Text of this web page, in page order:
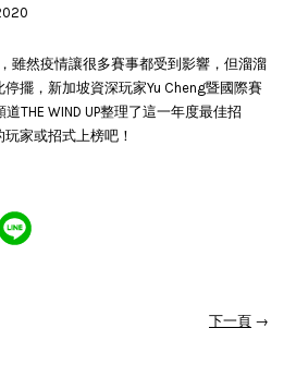
雖然疫情讓很多賽事都受到影響，但溜溜
擺，新加坡資深玩家Yu Cheng暨國際賽
THE WIND UP整理了這一年度最佳招
家或招式上榜吧！
下一頁 →